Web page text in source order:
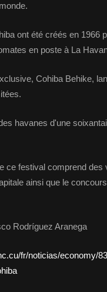
ont été créés en 1966
en poste à La
Cohiba Behike,
havanes d'une
ce festival comprend
ainsi que le
Rodríguez Aranega
fr/noticias/economy/